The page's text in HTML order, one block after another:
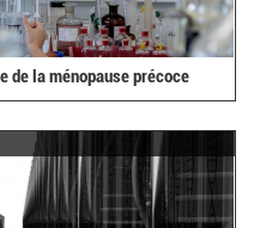
de la ménopause précoce